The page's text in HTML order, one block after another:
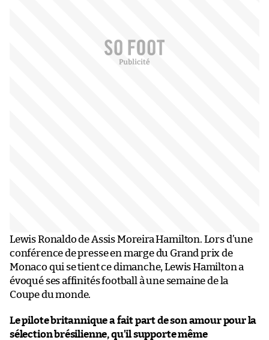
Lewis Ronaldo de Assis Moreira Hamilton. Lors d’une
conférence de presse en marge du Grand prix de
Monaco qui se tient ce dimanche, Lewis Hamilton a
évoqué ses affinités football à une semaine de la
Coupe du monde.
Le pilote britannique a fait part de son amour pour la
sélection brésilienne, qu’il supporte même